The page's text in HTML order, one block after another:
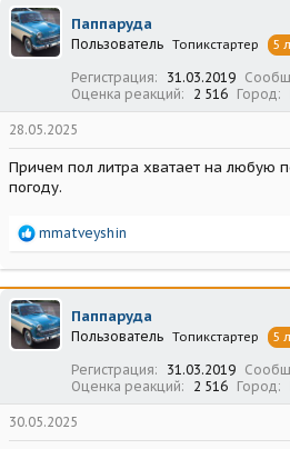
Паппаруда
Пользователь Топикстартер 5
Регистрация 31.03.2019
Оценка реакций
2 516 Город
28.05.2025
Причем пол литра хватает на любую
погоду.
Р
а
к
ц
и
и
mmatveyshin
Паппаруда
Пользователь Топикстартер 5
Регистрация 31.03.2019
Оценка реакций
2 516 Город
30.05.2025